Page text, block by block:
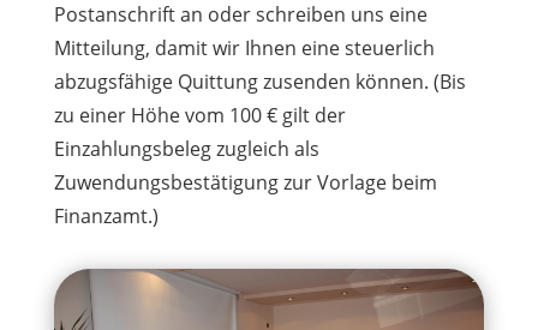
Postanschrift an oder schreiben uns eine
Mitteilung, damit wir Ihnen eine steuerlich
abzugsfähige Quittung zusenden können. (Bis
zu einer Höhe vom 100 € gilt der
Einzahlungsbeleg zugleich als
Zuwendungsbestätigung zur Vorlage beim
Finanzamt.)